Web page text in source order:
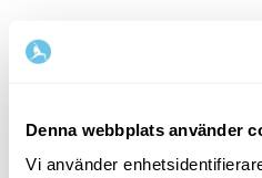
Denna webbplats använder
Vi använder
Steg1/2